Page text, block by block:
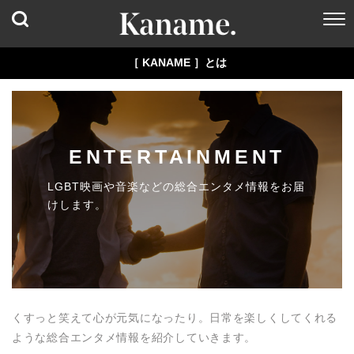
［ KANAME ］とは
ENTERTAINMENT
LGBT映画や音楽などの総合エンタメ情報をお届
けします。
くすっと笑えて心が元気になったり。日常を楽しくしてくれる
ような総合エンタメ情報を紹介していきます。